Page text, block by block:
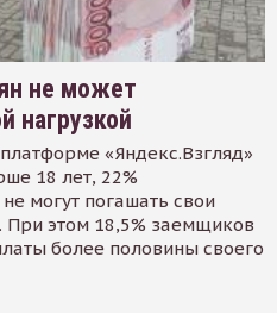
не может
нагрузкой
«Яндекс.Взгляд»
18 лет, 22%
могут погашать свои
При этом 18,5% заемщиков
более половины своего